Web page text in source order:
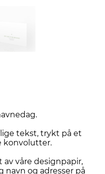
tekst, trykt på et
konvolutter.
våre designpapir,
navn og adresser på